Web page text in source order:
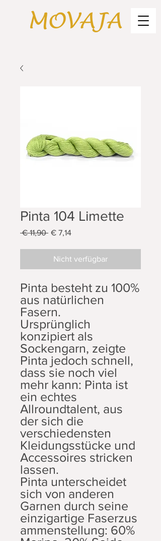
Pinta 104 Limette
€ 11,90 Standardpreis
€ 7,14Sale-
Nicht verfügbar
Pinta besteht zu 100%
aus natürlichen
Fasern.
Ursprünglich
konzipiert als
Sockengarn, zeigte
Pinta jedoch schnell,
dass sie noch viel
mehr kann: Pinta ist
ein echtes
Allroundtalent, aus
der sich die
verschiedensten
Kleidungsstücke und
Accessoires stricken
lassen.
Pinta unterscheidet
sich von anderen
Garnen durch seine
einzigartige Faserzus
ammenstellung: 60%